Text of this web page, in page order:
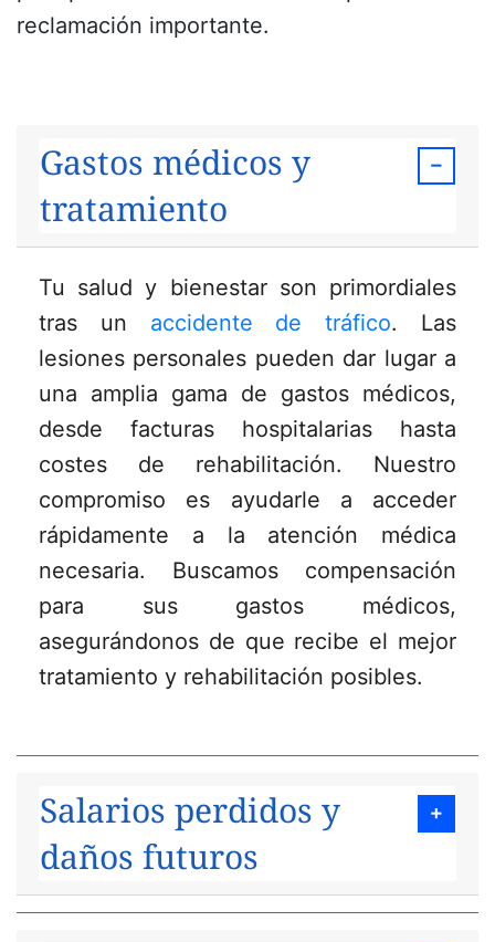
reclamación importante.
Gastos médicos y
tratamiento
Tu salud y bienestar son primordiales
tras un accidente de tráfico. Las
lesiones personales pueden dar lugar a
una amplia gama de gastos médicos,
desde facturas hospitalarias hasta
costes de rehabilitación. Nuestro
compromiso es ayudarle a acceder
rápidamente a la atención médica
necesaria. Buscamos compensación
para sus gastos médicos,
asegurándonos de que recibe el mejor
tratamiento y rehabilitación posibles.
Salarios perdidos y
daños futuros